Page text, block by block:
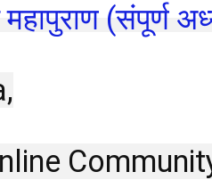
महापुराण (संपूर्ण